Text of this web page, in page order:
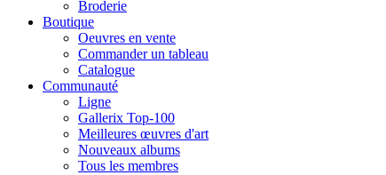
Broderie
Boutique
Oeuvres en vente
Commander un tableau
Catalogue
Communauté
Ligne
Gallerix Top-100
Meilleures œuvres d'art
Nouveaux albums
Tous les membres